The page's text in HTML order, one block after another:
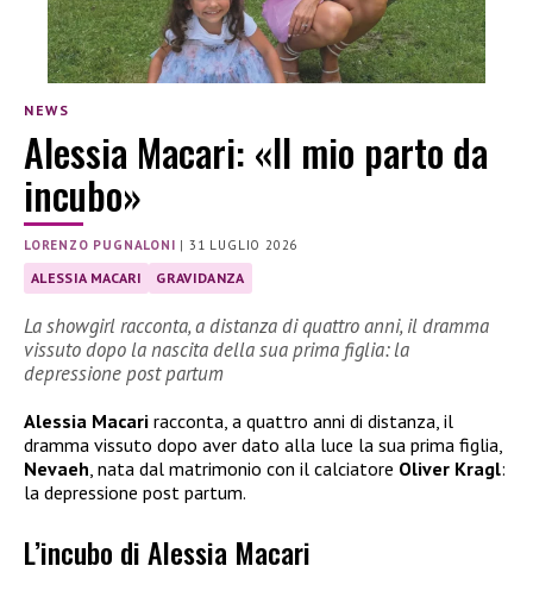
NEWS
Alessia Macari: «Il mio parto da
incubo»
LORENZO PUGNALONI |31 LUGLIO 2026
ALESSIA MACARI GRAVIDANZA
La showgirl racconta, a distanza di quattro anni, il dramma
vissuto dopo la nascita della sua prima figlia: la
depressione post partum
Alessia Macari racconta, a quattro anni di distanza, il
dramma vissuto dopo aver dato alla luce la sua prima figlia,
Nevaeh , nata dal matrimonio con il calciatore Oliver Kragl:
la depressione post partum.
L’incubo di Alessia Macari